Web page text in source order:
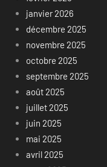
janvier 2026
décembre 2025
novembre 2025
octobre 2025
septembre 2025
août 2025
juillet 2025
juin 2025
mai 2025
avril 2025